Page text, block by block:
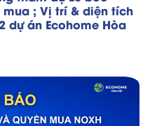
; Vị trí & diện tích
dự án Ecohome Hòa